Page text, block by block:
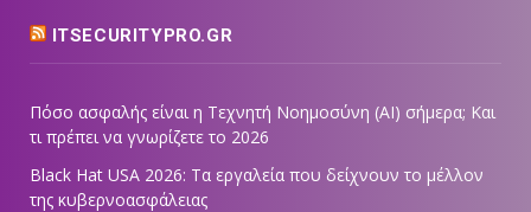
ITSECURITYPRO.GR
Πόσο ασφαλής είναι η Τεχνητή Νοημοσύνη (AI) σήμερα; Και
τι πρέπει να γνωρίζετε το 2026
Black Hat USA 2026: Τα εργαλεία που δείχνουν το μέλλον
της κυβερνοασφάλειας